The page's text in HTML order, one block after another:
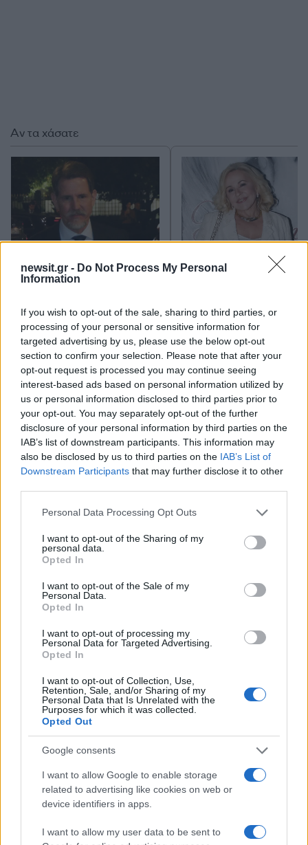
newsit.gr - Do Not Process My Personal
Information
If you wish to opt-out of the sale, sharing to third parties, or
processing of your personal or sensitive information for
targeted advertising by us, please use the below opt-out
section to confirm your selection. Please note that after your
opt-out request is processed you may continue seeing
interest-based ads based on personal information utilized by
us or personal information disclosed to third parties prior to
your opt-out. You may separately opt-out of the further
disclosure of your personal information by third parties on the
IAB’s list of downstream participants. This information may
also be disclosed by us to third parties on the IAB’s List of
Downstream Participants that may further disclose it to other
Please note that this website/app uses one or more Google
not limited to your visit or usage behaviour. You may click to
grant or deny consent to Google and its third-party tags to
use your data for below specified purposes in below Google
consent section.
Personal Data Processing Opt Outs
I want to opt-out of the Sharing of my
personal data.
Opted In
I want to opt-out of the Sale of my
Personal Data.
Opted In
I want to opt-out of processing my
Personal Data for Targeted Advertising.
Opted In
I want to opt-out of Collection, Use,
Retention, Sale, and/or Sharing of my
Personal Data that Is Unrelated with the
Purposes for which it was collected.
Opted Out
Google consents
I want to allow Google to enable storage
related to advertising like cookies on web or
device identifiers in apps.
I want to allow my user data to be sent to
Σχόλια
Σχολίασε εδώ
2000 /2000
Όροι Χρήσης. Το site προστατεύεται από reCAPTCHA, ισχύουν
Πολιτική Απορρήτου&Όροι Χρήσης της Google.
ΔΑΝΑΗ ΜΠΑΡΚΑ
Share:
Ακολουθήστε το Νewsit.gr στο
τελευταία νέατης ημέρας
Αν τα χάσατε
Παύλος Ντε Γκρες: Δεν έχω
έχω πολιτικά σχέδια,
κρατάω τη θέση μου, είμαι
αυτός που είμαι
Καρβέλας για να
ερμηνεύσει τραγούδι
Άννας Βίσση